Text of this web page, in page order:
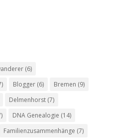
(6)
Blogger(6) Bremen (9)
Delmenhorst(7)
DNA Genealogie (14)
Familienzusammenhänge (7)